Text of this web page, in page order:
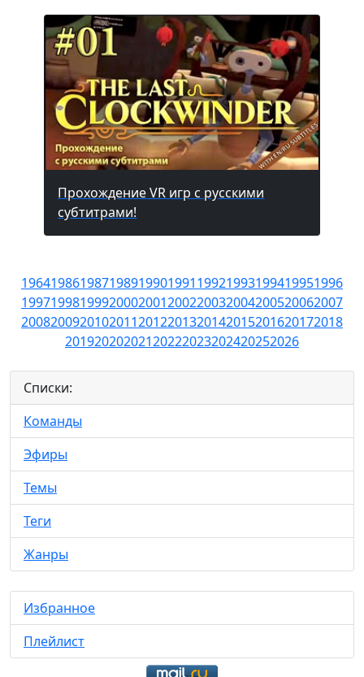
Прохождение VR игр с русскими
субтитрами!
19641986198719891990199119921993199419951996
19971998199920002001200220032004200520062007
20082009201020112012201320142015201620172018
20192020202120222023202420252026
Списки:
Команды
Эфиры
Темы
Теги
Жанры
Избранное
Плейлист